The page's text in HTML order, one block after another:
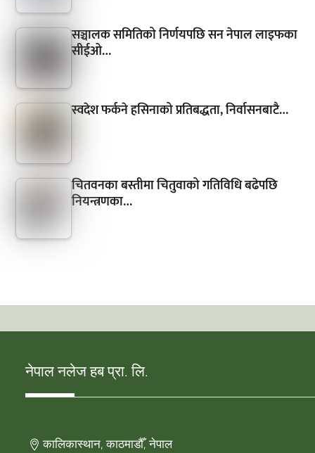
सञ्चालक समितिको निर्णयपछि सन नेपाल लाइफका
सीईओ…
स्वदेश फर्कने हसिनाको प्रतिबद्धता, निर्वासनबाटै…
चितवनका बस्तीमा चितुवाको गतिविधि बढेपछि
नियन्त्रणका…
नेपाल नलेज हब प्रा. लि.
कालिकास्थान, काठमाडौँ, नेपाल